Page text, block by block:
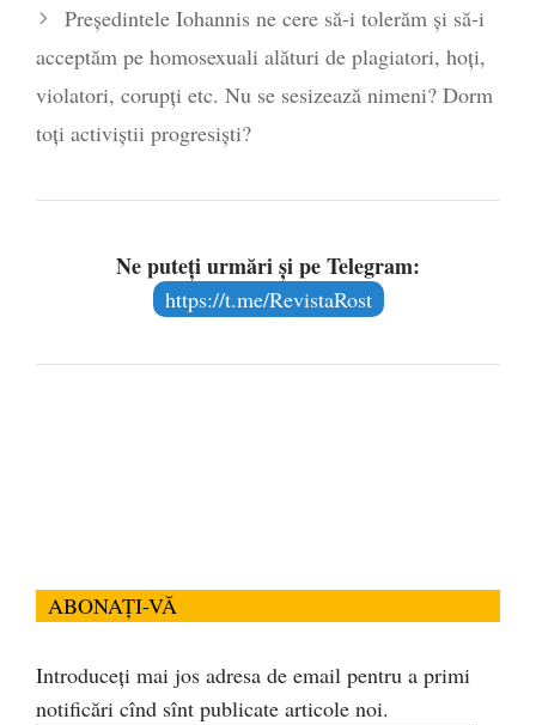
- 16 aprilie 2026
Preşedintele Iohannis ne cere să-i tolerăm şi să-i
acceptăm pe homosexuali alături de plagiatori, hoţi,
violatori, corupţi etc. Nu se sesizează nimeni? Dorm
toţi activiştii progresişti?
Ne puteți urmări și pe Telegram:
https://t.me/RevistaRost
ABONAȚI-VĂ
Introduceți mai jos adresa de email pentru a primi
notificări cînd sînt publicate articole noi.